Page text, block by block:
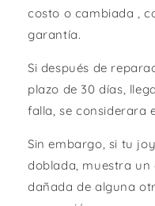
costo o cambiada ,
garantía.
Si después de
plazo de 30 días,
falla, se considerara
Sin embargo, si tu
doblada, muestra un
dañada de alguna